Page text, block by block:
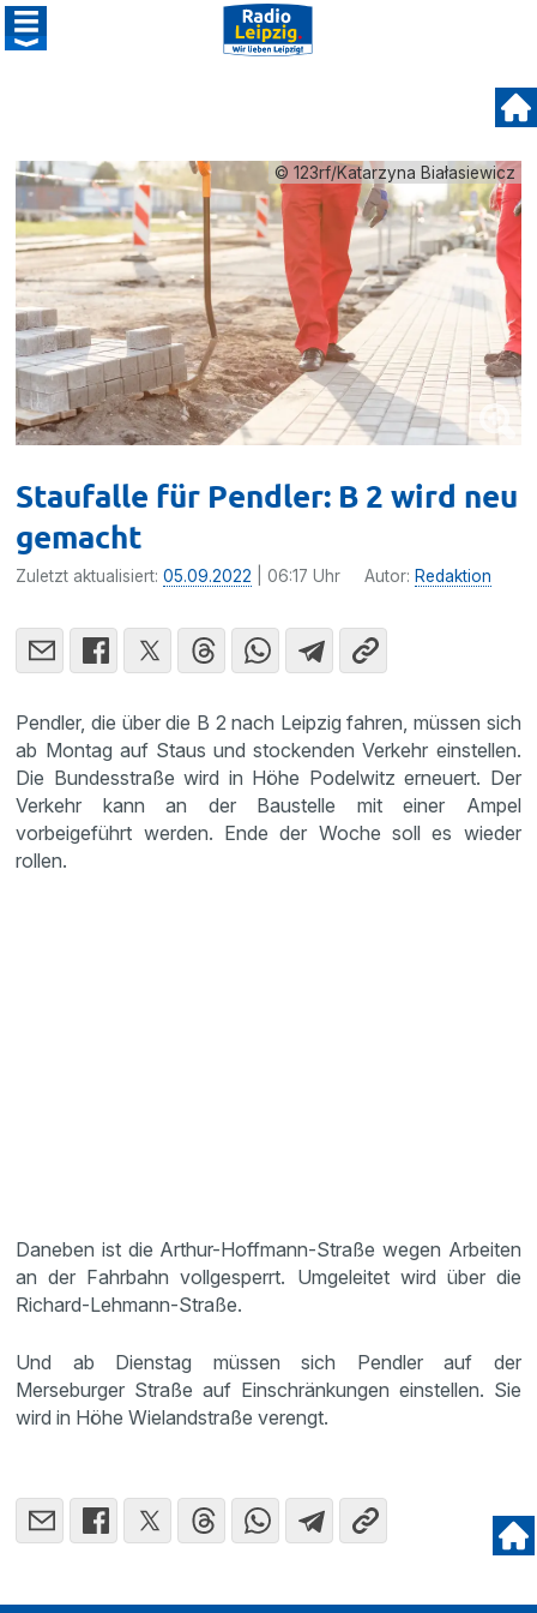
© 123rf/Katarzyna Białasiewicz
Staufalle für Pendler: B 2 wird neu
gemacht
Zuletzt aktualisiert:05.09.2022 | 06:17 Uhr Autor: Redaktion
Pendler, die über die B 2 nach Leipzig fahren, müssen sich
ab Montag auf Staus und stockenden Verkehr einstellen.
Die Bundesstraße wird in Höhe Podelwitz erneuert. Der
Verkehr kann an der Baustelle mit einer Ampel
vorbeigeführt werden. Ende der Woche soll es wieder
rollen.
Daneben ist die Arthur-Hoffmann-Straße wegen Arbeiten
an der Fahrbahn vollgesperrt. Umgeleitet wird über die
Richard-Lehmann-Straße.
Und ab Dienstag müssen sich Pendler auf der
Merseburger Straße auf Einschränkungen einstellen. Sie
wird in Höhe Wielandstraße verengt.